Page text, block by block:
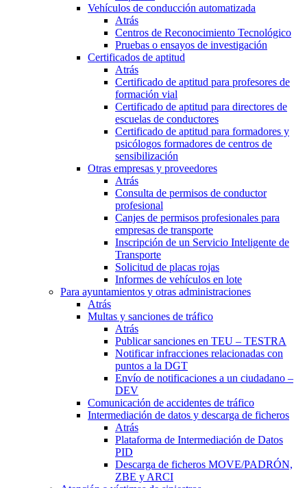
Vehículos de conducción automatizada
Atrás
Centros de Reconocimiento Tecnológico
Pruebas o ensayos de investigación
Certificados de aptitud
Atrás
Certificado de aptitud para profesores de
formación vial
Certificado de aptitud para directores de
escuelas de conductores
Certificado de aptitud para formadores y
psicólogos formadores de centros de
sensibilización
Otras empresas y proveedores
Atrás
Consulta de permisos de conductor
profesional
Canjes de permisos profesionales para
empresas de transporte
Inscripción de un Servicio Inteligente de
Transporte
Solicitud de placas rojas
Informes de vehículos en lote
Para ayuntamientos y otras administraciones
Atrás
Multas y sanciones de tráfico
Atrás
Publicar sanciones en TEU – TESTRA
Notificar infracciones relacionadas con
puntos a la DGT
Envío de notificaciones a un ciudadano –
DEV
Comunicación de accidentes de tráfico
Intermediación de datos y descarga de ficheros
Atrás
Plataforma de Intermediación de Datos
PID
Descarga de ficheros MOVE/PADRÓN,
ZBE y ARCI